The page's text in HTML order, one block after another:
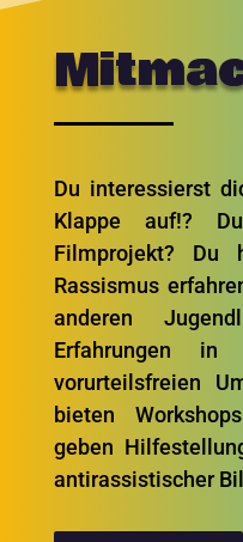
Du interessierst
Klappe auf!?
Filmprojekt? Du
Rassismus
anderen
Erfahrungen in
vorurteilsfreien
bieten
geben
antirassistischer